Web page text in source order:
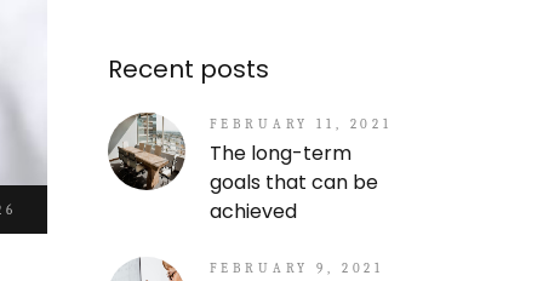
Recent posts
FEBRUARY 11, 2021
The long-term
goals that can be
achieved
FEBRUARY 9, 2021